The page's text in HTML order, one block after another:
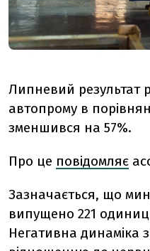
Липневий результат
автопрому в
зменшився на 57%.
Про це повідомляє
Зазначається, що
випущено 221
Негативна динаміка